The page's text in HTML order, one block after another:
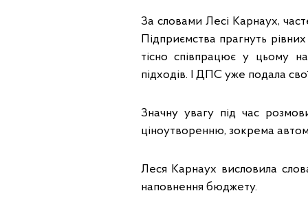
За словами Лесі Карнаух,
Підприємства прагнуть
тісно співпрацює у цьому
підходів. І ДПС уже подала
Значну увагу під час
ціноутворенню, зокрема
Леся Карнаух висловила
наповнення бюджету.